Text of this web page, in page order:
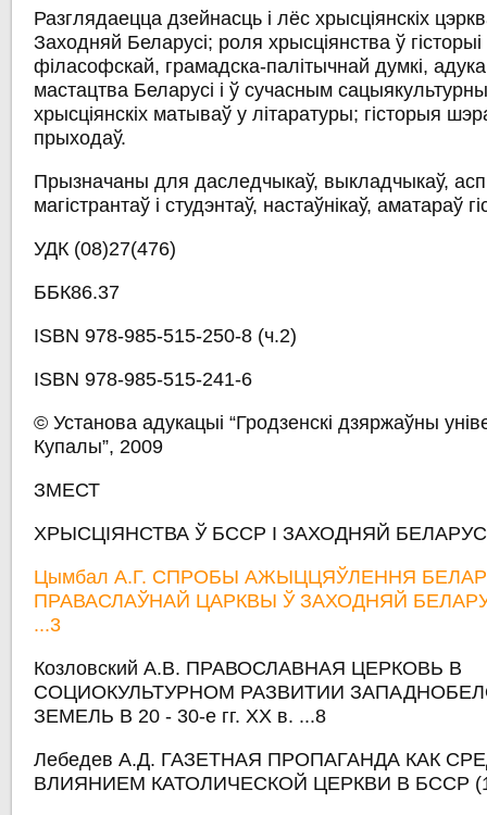
Разглядаецца дзейнасць і лёс хрысціянскіх
Заходняй Беларусі; роля хрысціянства ў гісторыі
філасофскай, грамадска-палітычнай думкі,
мастацтва Беларусі і ў сучасным
хрысціянскіх матываў у літаратуры; гісторыя
прыходаў.
Прызначаны для даследчыкаў, выкладчыкаў,
магістрантаў і студэнтаў, настаўнікаў, аматараў
УДК (08)27(476)
ББК86.37
ISBN 978-985-515-250-8 (ч.2)
ISBN 978-985-515-241-6
© Установа адукацыі “Гродзенскі дзяржаўны
Купалы”, 2009
ЗМЕСТ
ХРЫСЦІЯНСТВА Ў БССР І ЗАХОДНЯЙ
Цымбал А.Г. СПРОБЫ АЖЫЦЦЯЎЛЕННЯ
ПРАВАСЛАЎНАЙ ЦАРКВЫ Ў ЗАХОДНЯЙ
...3
Козловский А.В. ПРАВОСЛАВНАЯ ЦЕРКОВЬ В
СОЦИОКУЛЬТУРНОМ РАЗВИТИИ
ЗЕМЕЛЬ В 20 - 30-е гг. XX в. ...8
Лебедев А.Д. ГАЗЕТНАЯ ПРОПАГАНДА КАК
ВЛИЯНИЕМ КАТОЛИЧЕСКОЙ ЦЕРКВИ В БССР